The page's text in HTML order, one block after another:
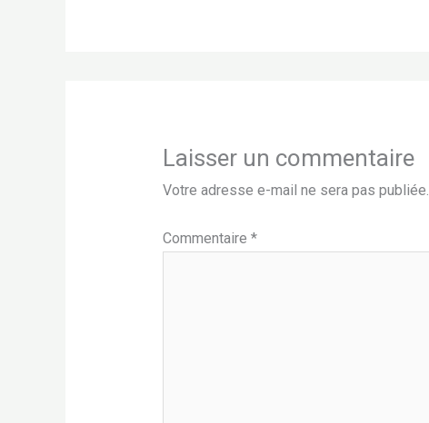
Laisser un commentaire
Votre adresse e-mail ne sera pas publiée.
Commentaire *